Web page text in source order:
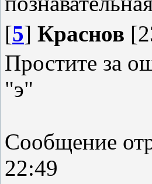
[5] Краснов
Простите за
"э"
Сообщение
22:49